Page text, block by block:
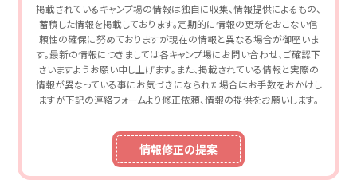
掲載されているキャンプ場の情報は独自に収集、情報提供によるもの、
蓄積した情報を掲載しております。定期的に情報の更新をおこない信
頼性の確保に努めておりますが現在の情報と異なる場合が御座いま
す。最新の情報につきましては各キャンプ場にお問い合わせ、ご確認下
さいますようお願い申し上げます。また、掲載されている情報と実際の
情報が異なっている事にお気づきになられた場合はお手数をおかけし
ますが下記の連絡フォームより修正依頼、情報の提供をお願いします。
情報修正の提案